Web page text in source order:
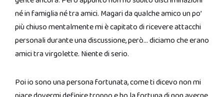
né in famiglia né tra amici. Magari da qualche amico un po’
più chiuso mentalmente mi è capitato di ricevere attacchi
personali durante una discussione, però… diciamo che erano
amici tra virgolette. Niente di serio.
Poi io sono una persona fortunata, come ti dicevo non mi